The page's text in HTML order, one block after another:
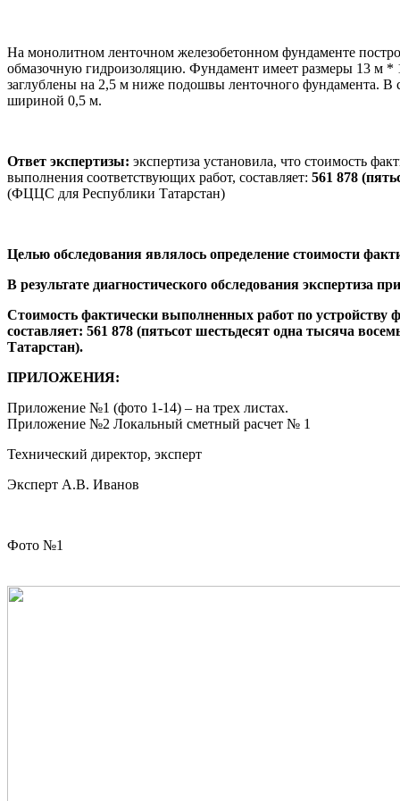
На монолитном ленточном железобетонном фундаменте
обмазочную гидроизоляцию. Фундамент имеет размеры 13 м
заглублены на 2,5 м ниже подошвы ленточного фундамента.
шириной 0,5 м.
Ответ экспертизы: экспертиза установила, что стоимость
выполнения соответствующих работ, составляет: 561 878
(ФЦЦС для Республики Татарстан)
Целью обследования являлось определение стоимости
В результате диагностического обследования
Стоимость фактически выполненных работ по устройству
составляет: 561 878 (пятьсот шестьдесят одна тысяча
Татарстан).
ПРИЛОЖЕНИЯ:
Приложение №1 (фото 1-14) – на трех листах.
Приложение №2 Локальный сметный расчет № 1
Технический директор, эксперт
Эксперт А.В. Иванов
Фото №1